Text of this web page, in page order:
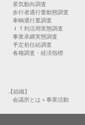
景気動向調査
歩行者通行量動態調査
車輌通行量調査
ＩＴ利活用実態調査
事業承継実態調査
予定初任給調査
各種調査・経済指標
【組織】
会議所とは＋事業活動